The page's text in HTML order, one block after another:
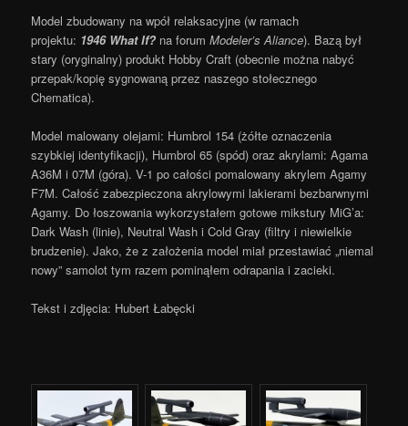
Model zbudowany na wpół relaksacyjne (w ramach
projektu: 1946 What If? na forum Modeler’s Aliance). Bazą był
stary (oryginalny) produkt Hobby Craft (obecnie można nabyć
przepak/kopię sygnowaną przez naszego stołecznego
Chematica).
Model malowany olejami: Humbrol 154 (żółte oznaczenia
szybkiej identyfikacji), Humbrol 65 (spód) oraz akrylami: Agama
A36M i 07M (góra). V-1 po całości pomalowany akrylem Agamy
F7M. Całość zabezpieczona akrylowymi lakierami bezbarwnymi
Agamy. Do łoszowania wykorzystałem gotowe mikstury MiG’a:
Dark Wash (linie), Neutral Wash i Cold Gray (filtry i niewielkie
brudzenie). Jako, że z założenia model miał przestawiać „niemal
nowy” samolot tym razem pominąłem odrapania i zacieki.
Tekst i zdjęcia: Hubert Łabęcki